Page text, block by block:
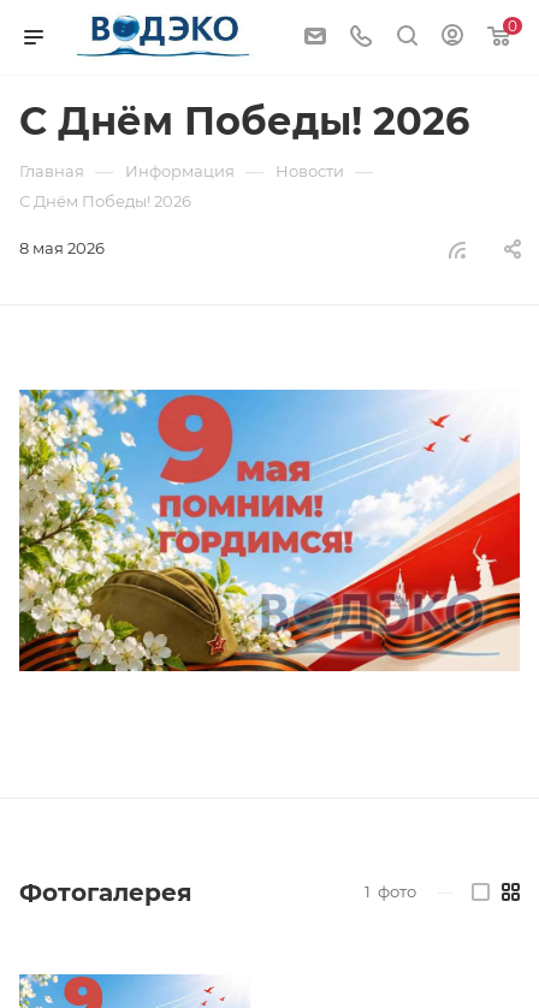
0
С Днём Победы! 2026
Главная — Информация — Новости —
С Днём Победы! 2026
8 мая 2026
Фотогалерея 1 фото